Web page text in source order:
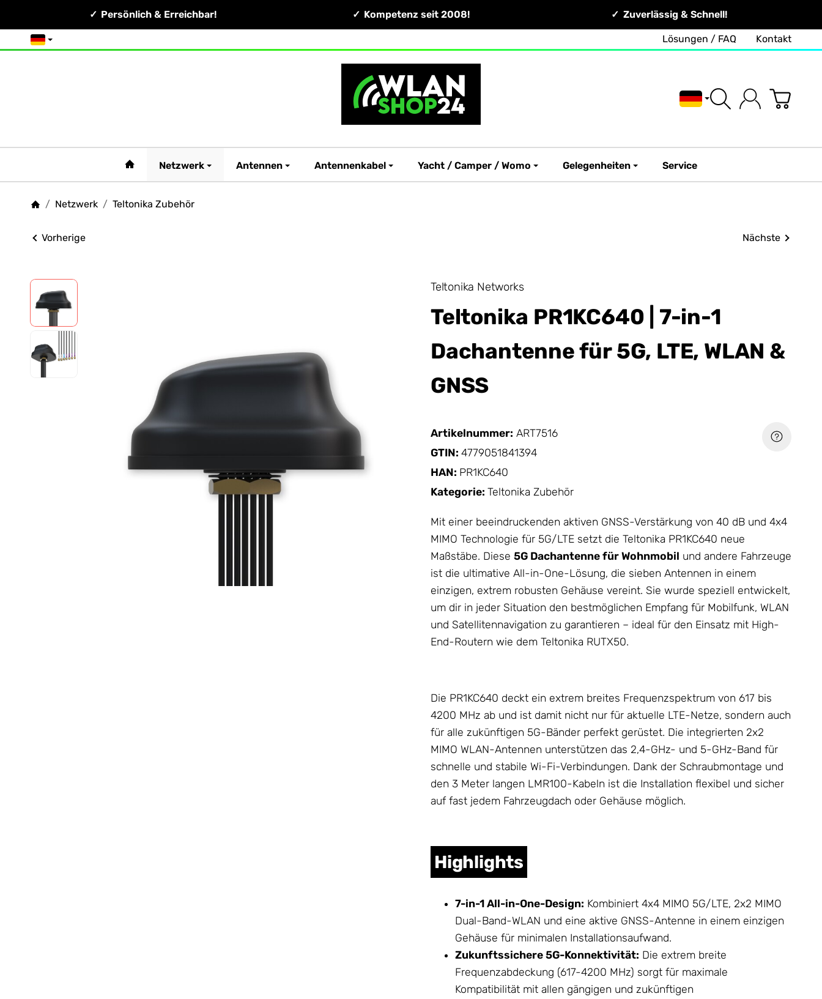
Persönlich & Erreichbar! Kompetenz seit 2008! Zuverlässig & Schnell!
Deutsch Lösungen / FAQ Kontakt
Deutsch
#custom.linkHome#
Netzwerk Antennen Antennenkabel Yacht / Camper / Womo Gelegenheiten Service
/ Netzwerk / Teltonika Zubehör
Vorherige Nächste
Teltonika Networks
Teltonika PR1KC640 | 7-in-1
Dachantenne für 5G, LTE, WLAN &
GNSS
Artikelnummer: ART7516
GTIN: 4779051841394
HAN: PR1KC640
Kategorie: Teltonika Zubehör
Mit einer beeindruckenden aktiven GNSS-Verstärkung von 40 dB und 4x4
MIMO Technologie für 5G/LTE setzt die Teltonika PR1KC640 neue
Maßstäbe. Diese 5G Dachantenne für Wohnmobil und andere Fahrzeuge
ist die ultimative All-in-One-Lösung, die sieben Antennen in einem
einzigen, extrem robusten Gehäuse vereint. Sie wurde speziell entwickelt,
um dir in jeder Situation den bestmöglichen Empfang für Mobilfunk, WLAN
und Satellitennavigation zu garantieren – ideal für den Einsatz mit High-
End-Routern wie dem Teltonika RUTX50.
Die PR1KC640 deckt ein extrem breites Frequenzspektrum von 617 bis
4200 MHz ab und ist damit nicht nur für aktuelle LTE-Netze, sondern auch
für alle zukünftigen 5G-Bänder perfekt gerüstet. Die integrierten 2x2
MIMO WLAN-Antennen unterstützen das 2,4-GHz- und 5-GHz-Band für
schnelle und stabile Wi-Fi-Verbindungen. Dank der Schraubmontage und
den 3 Meter langen LMR100-Kabeln ist die Installation flexibel und sicher
auf fast jedem Fahrzeugdach oder Gehäuse möglich.
Highlights
7-in-1 All-in-One-Design: Kombiniert 4x4 MIMO 5G/LTE, 2x2 MIMO
Dual-Band-WLAN und eine aktive GNSS-Antenne in einem einzigen
Gehäuse für minimalen Installationsaufwand.
Zukunftssichere 5G-Konnektivität: Die extrem breite
Frequenzabdeckung (617-4200 MHz) sorgt für maximale
Kompatibilität mit allen gängigen und zukünftigen